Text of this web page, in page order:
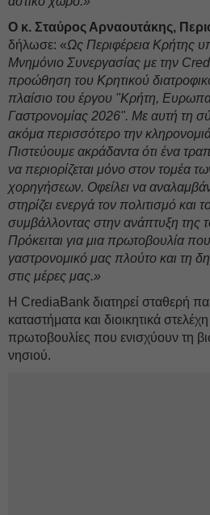
Ο κ. Σταύρος Αρναουτάκης,
δήλωσε: «Ως Περιφέρεια Κρήτης
Μνημόνιο Συνεργασίας με την
προώθηση του Κρητικού
πλαίσιο του έργου "Κρήτη,
Γαστρονομίας 2026". Με αυτή τη
ακόμα περισσότερο την
Πιστεύουμε ακράδαντα ότι ένα
να περιορίζεται μόνο στον τομέα
χορηγήσεων. Οφείλει να
στηρίζει ενεργά τον πολιτισμό και
συμβάλλοντας στην ανάπτυξη της
Πρόκειται για μια πρωτοβουλία
γαστρονομικό μας πλούτο και τη
στις μέρες μας.»
Η CrediaBank διατηρεί σταθερή
καταστήματα και διοικητικά
πρωτοβουλίες που ενισχύουν τη
νησιού.